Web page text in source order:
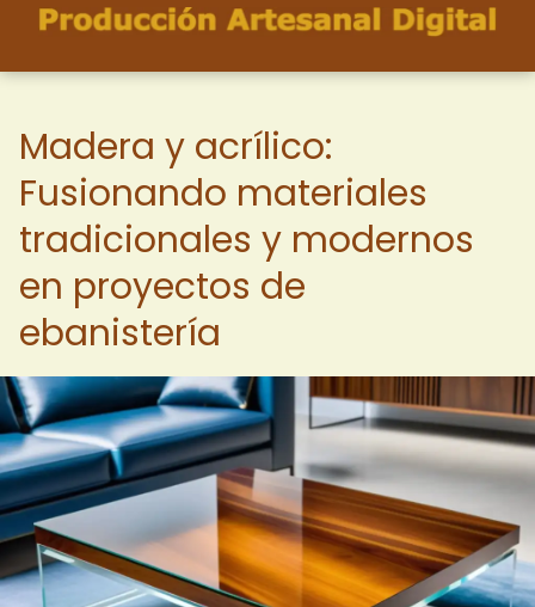
Madera y acrílico:
Fusionando materiales
tradicionales y modernos
en proyectos de
ebanistería